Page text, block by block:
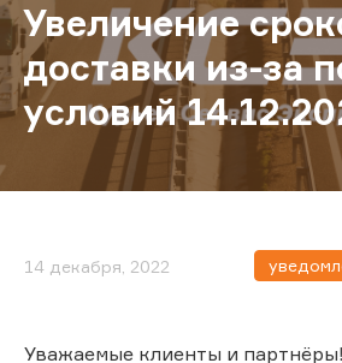
Увеличение
доставки из-за
условий
14 декабря, 2022
Уважаемые клиенты и партнёры!